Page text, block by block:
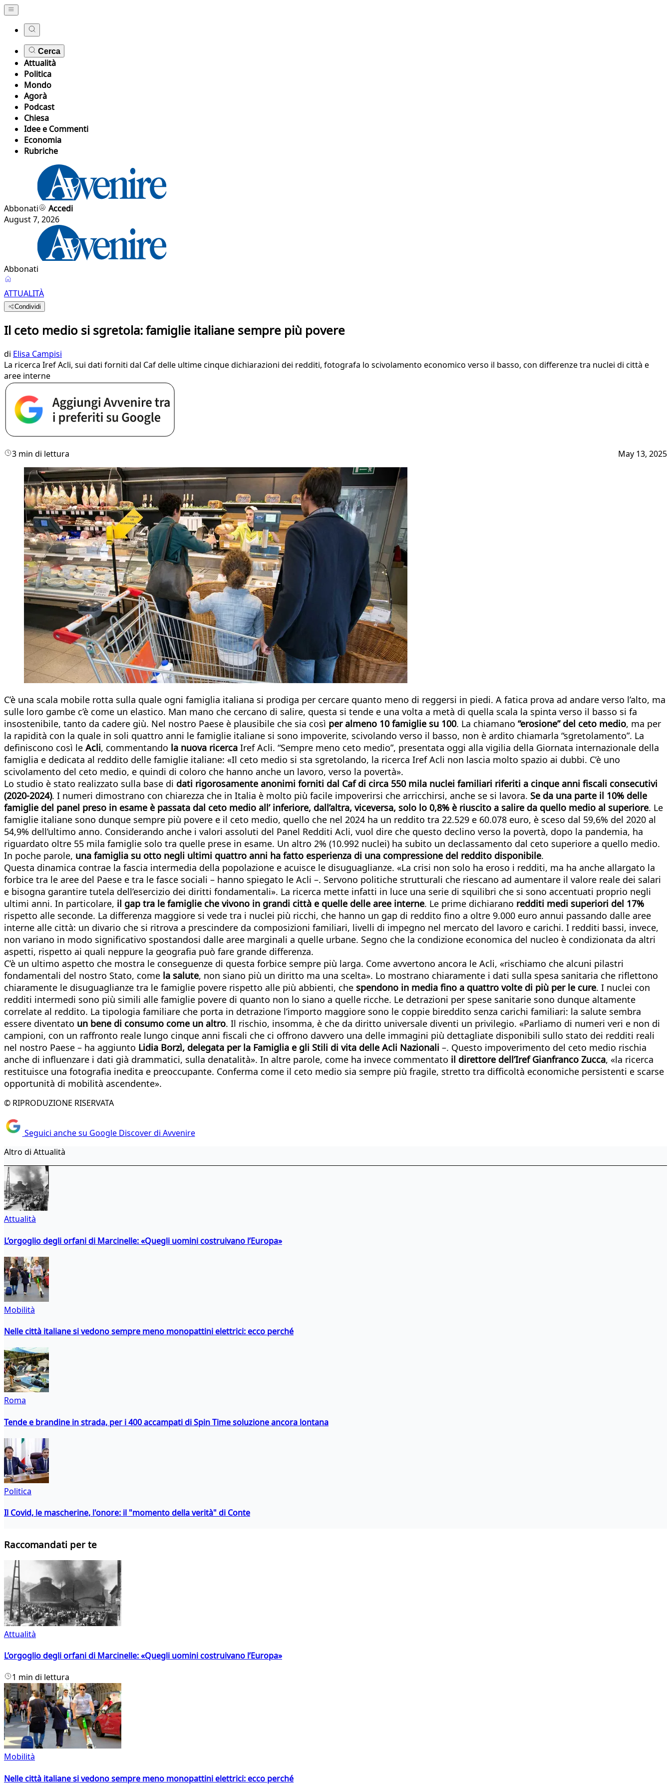
Cerca
Attualità
Politica
Mondo
Agorà
Podcast
Chiesa
Idee e Commenti
Economia
Rubriche
Abbonati
Accedi
August 7, 2026
Abbonati
ATTUALITÀ
Condividi
Il ceto medio si sgretola: famiglie italiane sempre più povere
di Elisa Campisi
La ricerca Iref Acli, sui dati forniti dal Caf delle ultime cinque dichiarazioni dei redditi, fotografa lo scivolamento economico verso il basso, con differenze tra nuclei di città e
aree interne
3 min di lettura May 13, 2025
C’è una scala mobile rotta sulla quale ogni famiglia italiana si prodiga per cercare quanto meno di reggersi in piedi. A fatica prova ad andare verso l’alto, ma
sulle loro gambe c’è come un elastico. Man mano che cercano di salire, questa si tende e una volta a metà di quella scala la spinta verso il basso si fa
insostenibile, tanto da cadere giù. Nel nostro Paese è plausibile che sia così per almeno 10 famiglie su 100. La chiamano “erosione” del ceto medio, ma per
la rapidità con la quale in soli quattro anni le famiglie italiane si sono impoverite, scivolando verso il basso, non è ardito chiamarla “sgretolamento”. La
definiscono così le Acli, commentando la nuova ricerca Iref Acli. “Sempre meno ceto medio”, presentata oggi alla vigilia della Giornata internazionale della
famiglia e dedicata al reddito delle famiglie italiane: «Il ceto medio si sta sgretolando, la ricerca Iref Acli non lascia molto spazio ai dubbi. C’è uno
scivolamento del ceto medio, e quindi di coloro che hanno anche un lavoro, verso la povertà».
Lo studio è stato realizzato sulla base di dati rigorosamente anonimi forniti dal Caf di circa 550 mila nuclei familiari riferiti a cinque anni fiscali consecutivi
(2020-2024). I numeri dimostrano con chiarezza che in Italia è molto più facile impoverirsi che arricchirsi, anche se si lavora. Se da una parte il 10% delle
famiglie del panel preso in esame è passata dal ceto medio all’ inferiore, dall’altra, viceversa, solo lo 0,8% è riuscito a salire da quello medio al superiore. Le
famiglie italiane sono dunque sempre più povere e il ceto medio, quello che nel 2024 ha un reddito tra 22.529 e 60.078 euro, è sceso dal 59,6% del 2020 al
54,9% dell’ultimo anno. Considerando anche i valori assoluti del Panel Redditi Acli, vuol dire che questo declino verso la povertà, dopo la pandemia, ha
riguardato oltre 55 mila famiglie solo tra quelle prese in esame. Un altro 2% (10.992 nuclei) ha subito un declassamento dal ceto superiore a quello medio.
In poche parole, una famiglia su otto negli ultimi quattro anni ha fatto esperienza di una compressione del reddito disponibile.
Questa dinamica contrae la fascia intermedia della popolazione e acuisce le disuguaglianze. «La crisi non solo ha eroso i redditi, ma ha anche allargato la
forbice tra le aree del Paese e tra le fasce sociali – hanno spiegato le Acli –. Servono politiche strutturali che riescano ad aumentare il valore reale dei salari
e bisogna garantire tutela dell’esercizio dei diritti fondamentali». La ricerca mette infatti in luce una serie di squilibri che si sono accentuati proprio negli
ultimi anni. In particolare, il gap tra le famiglie che vivono in grandi città e quelle delle aree interne. Le prime dichiarano redditi medi superiori del 17%
rispetto alle seconde. La differenza maggiore si vede tra i nuclei più ricchi, che hanno un gap di reddito fino a oltre 9.000 euro annui passando dalle aree
interne alle città: un divario che si ritrova a prescindere da composizioni familiari, livelli di impegno nel mercato del lavoro e carichi. I redditi bassi, invece,
non variano in modo significativo spostandosi dalle aree marginali a quelle urbane. Segno che la condizione economica del nucleo è condizionata da altri
aspetti, rispetto ai quali neppure la geografia può fare grande differenza.
C’è un ultimo aspetto che mostra le conseguenze di questa forbice sempre più larga. Come avvertono ancora le Acli, «rischiamo che alcuni pilastri
fondamentali del nostro Stato, come la salute, non siano più un diritto ma una scelta». Lo mostrano chiaramente i dati sulla spesa sanitaria che riflettono
chiaramente le disuguaglianze tra le famiglie povere rispetto alle più abbienti, che spendono in media fino a quattro volte di più per le cure. I nuclei con
redditi intermedi sono più simili alle famiglie povere di quanto non lo siano a quelle ricche. Le detrazioni per spese sanitarie sono dunque altamente
correlate al reddito. La tipologia familiare che porta in detrazione l’importo maggiore sono le coppie bireddito senza carichi familiari: la salute sembra
essere diventato un bene di consumo come un altro. Il rischio, insomma, è che da diritto universale diventi un privilegio. «Parliamo di numeri veri e non di
campioni, con un raffronto reale lungo cinque anni fiscali che ci offrono davvero una delle immagini più dettagliate disponibili sullo stato dei redditi reali
nel nostro Paese – ha aggiunto Lidia Borzì, delegata per la Famiglia e gli Stili di vita delle Acli Nazionali –. Questo impoverimento del ceto medio rischia
anche di influenzare i dati già drammatici, sulla denatalità». In altre parole, come ha invece commentato il direttore dell’Iref Gianfranco Zucca, «la ricerca
restituisce una fotografia inedita e preoccupante. Conferma come il ceto medio sia sempre più fragile, stretto tra difficoltà economiche persistenti e scarse
opportunità di mobilità ascendente».
© RIPRODUZIONE RISERVATA
Seguici anche su Google Discover di Avvenire
Altro di Attualità
Attualità
L’orgoglio degli orfani di Marcinelle: «Quegli uomini costruivano l’Europa»
Mobilità
Nelle città italiane si vedono sempre meno monopattini elettrici: ecco perché
Roma
Tende e brandine in strada, per i 400 accampati di Spin Time soluzione ancora lontana
Politica
Il Covid, le mascherine, l'onore: il "momento della verità" di Conte
Raccomandati per te
Attualità
L’orgoglio degli orfani di Marcinelle: «Quegli uomini costruivano l’Europa»
1 min di lettura
Mobilità
Nelle città italiane si vedono sempre meno monopattini elettrici: ecco perché